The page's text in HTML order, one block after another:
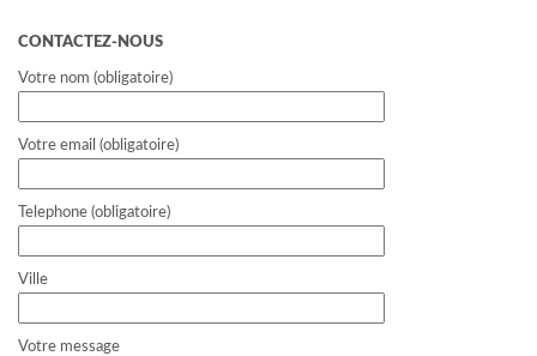
CONTACTEZ-NOUS
Votre nom (obligatoire)
Votre email (obligatoire)
Telephone (obligatoire)
Ville
Votre message